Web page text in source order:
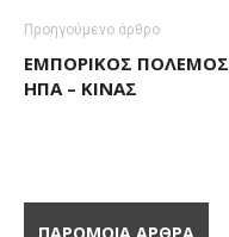
Προηγούμενο άρθρο
ΕΜΠΟΡΙΚΌΣ ΠΌΛΕΜΟΣ
ΗΠΑ – ΚΊΝΑΣ
ΠΑΡΟΜΟΙΑ ΑΡΘΡΑ